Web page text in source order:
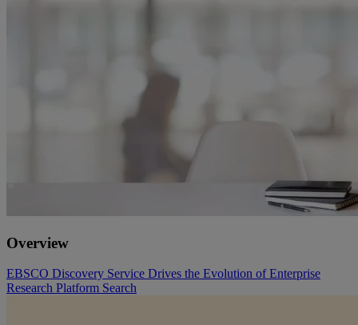
Overview
EBSCO Discovery Service Drives the Evolution of Enterprise
Research Platform Search